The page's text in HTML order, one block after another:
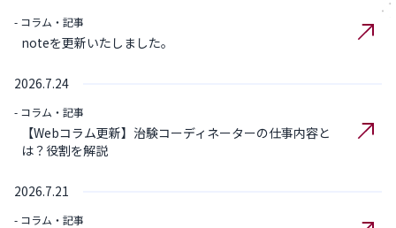
- コラム・記事
noteを更新いたしました。
2026.7.24
- コラム・記事
【Webコラム更新】治験コーディネーターの仕事内容と
は？役割を解説
2026.7.21
- コラム・記事